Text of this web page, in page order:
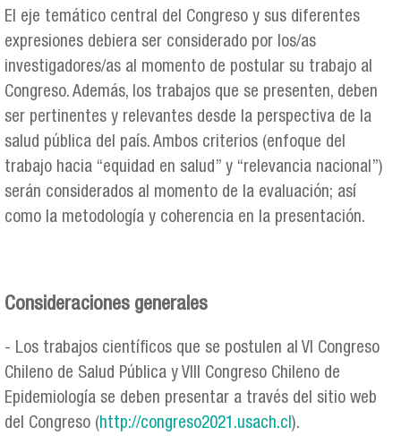
El eje temático central del Congreso y sus diferentes
expresiones debiera ser considerado por los/as
investigadores/as al momento de postular su trabajo al
Congreso. Además, los trabajos que se presenten, deben
ser pertinentes y relevantes desde la perspectiva de la
salud pública del país. Ambos criterios (enfoque del
trabajo hacia “equidad en salud” y “relevancia nacional”)
serán considerados al momento de la evaluación; así
como la metodología y coherencia en la presentación.
Consideraciones generales
- Los trabajos científicos que se postulen al VI Congreso
Chileno de Salud Pública y VIII Congreso Chileno de
Epidemiología se deben presentar a través del sitio web
del Congreso (http://congreso2021.usach.cl).